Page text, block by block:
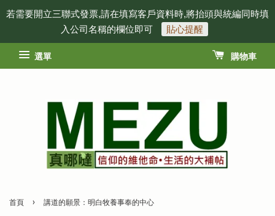
若需要開立三聯式發票,請在填寫客戶資料時,將抬頭與統編同時填
入公司名稱的欄位即可
貼心提醒
選單 購物車
首頁 › 講道的願景：明白牧養事奉的中心